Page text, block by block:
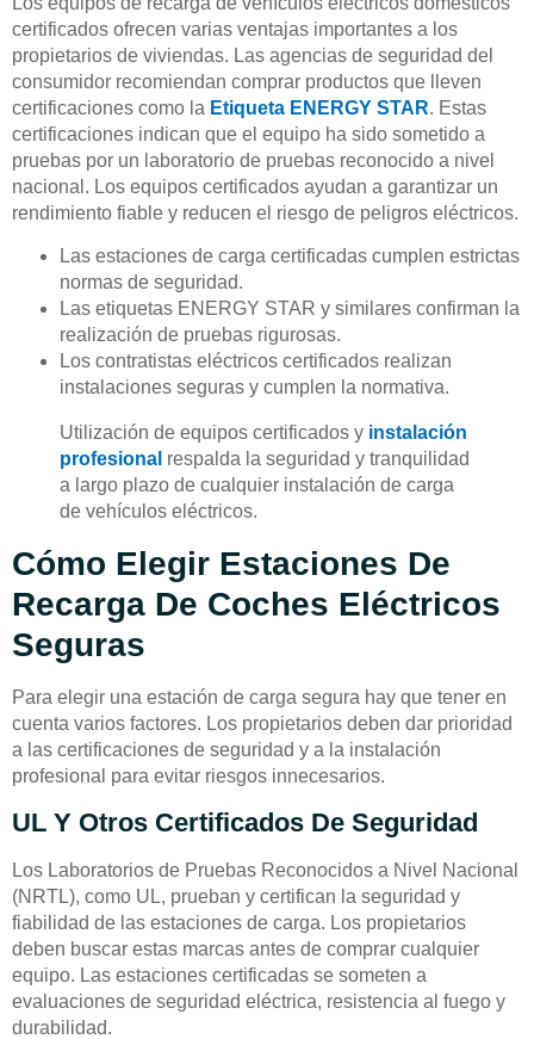
certificados ofrecen varias ventajas importantes a los
propietarios de viviendas. Las agencias de seguridad del
consumidor recomiendan comprar productos que lleven
certificaciones como la Etiqueta ENERGY STAR. Estas
certificaciones indican que el equipo ha sido sometido a
pruebas por un laboratorio de pruebas reconocido a nivel
nacional. Los equipos certificados ayudan a garantizar un
rendimiento fiable y reducen el riesgo de peligros eléctricos.
Las estaciones de carga certificadas cumplen estrictas
normas de seguridad.
Las etiquetas ENERGY STAR y similares confirman la
realización de pruebas rigurosas.
Los contratistas eléctricos certificados realizan
instalaciones seguras y cumplen la normativa.
Utilización de equipos certificados y instalación
profesional respalda la seguridad y tranquilidad
a largo plazo de cualquier instalación de carga
de vehículos eléctricos.
Cómo Elegir Estaciones De
Recarga De Coches Eléctricos
Seguras
Para elegir una estación de carga segura hay que tener en
cuenta varios factores. Los propietarios deben dar prioridad
a las certificaciones de seguridad y a la instalación
profesional para evitar riesgos innecesarios.
UL Y Otros Certificados De Seguridad
Los Laboratorios de Pruebas Reconocidos a Nivel Nacional
(NRTL), como UL, prueban y certifican la seguridad y
fiabilidad de las estaciones de carga. Los propietarios
deben buscar estas marcas antes de comprar cualquier
equipo. Las estaciones certificadas se someten a
evaluaciones de seguridad eléctrica, resistencia al fuego y
durabilidad.